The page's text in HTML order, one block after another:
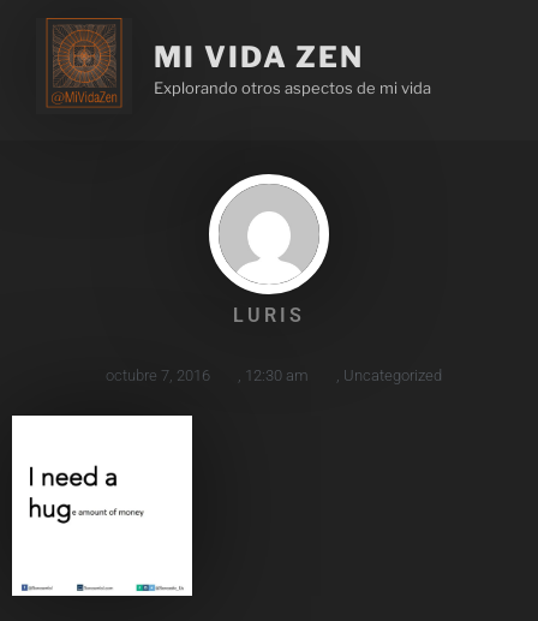
MI VIDA ZEN
Explorando otros aspectos de mi vida
LURIS
octubre 7, 2016 12:30 am Uncategorized